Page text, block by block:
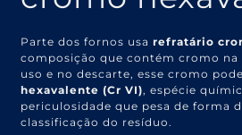
Parte dos fornos usarefratário
composição que contém cromo
uso e no descarte, esse cromo
hexavalente (Cr VI), espécie
periculosidade que pesa de forma
classificação do resíduo.